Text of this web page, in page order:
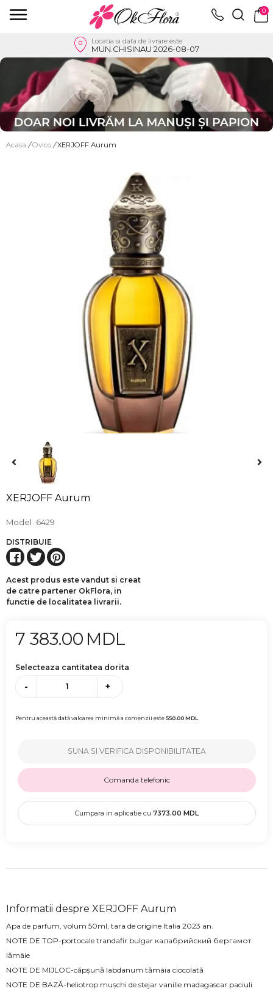
0
Locatia si data de livrare este
MUN.CHISINAU 2026-08-07
Acasa / Ovico / XERJOFF Aurum
XERJOFF Aurum
Model 6429
DISTRIBUIE
Acest produs este vandut si creat
de catre partener OkFlora, in
functie de localitatea livrarii.
7 383.00 MDL
Selecteaza cantitatea dorita
- +
Pentru această dată valoarea minimă a comenzii este550.00MDL
SUNA SI VERIFICA DISPONIBILITATEA
Comanda telefonic
Cumpara in aplicatie cu 7373.00 MDL
Informatii despre XERJOFF Aurum
Apa de parfum, volum 50ml, tara de origine Italia 2023 an.
NOTE DE TOP-portocale trandafir bulgar калабрийский бергамот
lămâie
NOTE DE MIJLOC-căpșună labdanum tămâia ciocolată
NOTE DE BAZĂ-heliotrop mușchi de stejar vanilie madagascar paciuli